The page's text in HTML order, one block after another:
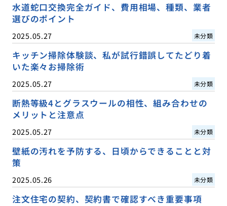
水道蛇口交換完全ガイド、費用相場、種類、業者
選びのポイント
2025.05.27 未分類
キッチン掃除体験談、私が試行錯誤してたどり着
いた楽々お掃除術
2025.05.27 未分類
断熱等級4とグラスウールの相性、組み合わせの
メリットと注意点
2025.05.27 未分類
壁紙の汚れを予防する、日頃からできることと対
策
2025.05.26 未分類
注文住宅の契約、契約書で確認すべき重要事項